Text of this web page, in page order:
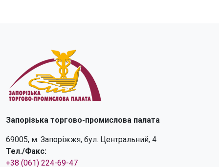
Запорізька торгово-промислова палата
69005, м. Запоріжжя, бул. Центральний, 4
Тел./Факс:
+38 (061) 224-69-47